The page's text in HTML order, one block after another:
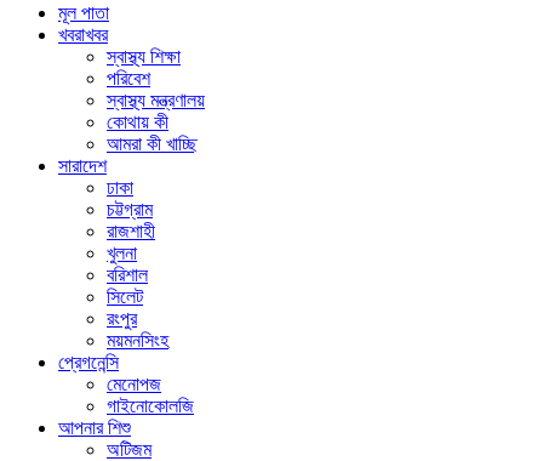
মূল পাতা
খবরাখবর
স্বাস্থ্য শিক্ষা
পরিবেশ
স্বাস্থ্য মন্ত্রণালয়
কোথায় কী
আমরা কী খাচ্ছি
সারাদেশ
ঢাকা
চট্টগ্রাম
রাজশাহী
খুলনা
বরিশাল
সিলেট
রংপুর
ময়মনসিংহ
প্রেগনেন্সি
মেনোপজ
গাইনোকোলজি
আপনার শিশু
অটিজম